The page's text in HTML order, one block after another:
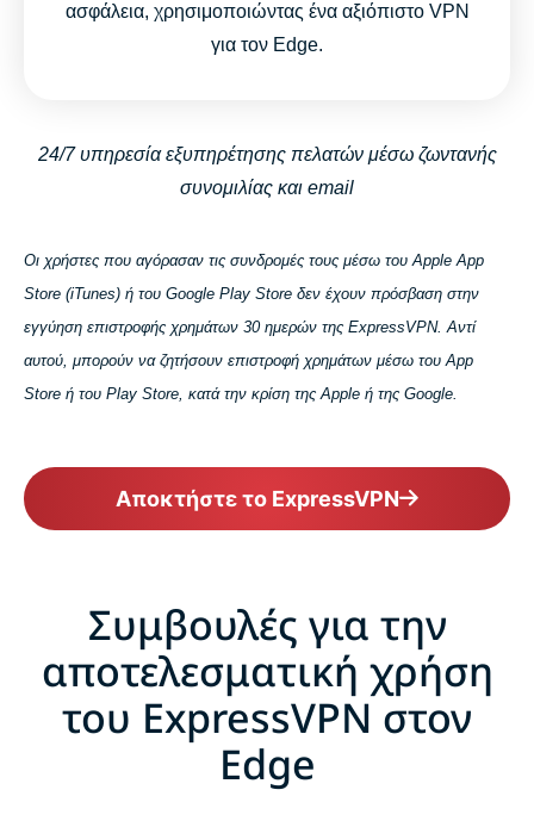
ασφάλεια, χρησιμοποιώντας ένα αξιόπιστο VPN
για τον Edge.
24/7 υπηρεσία εξυπηρέτησης πελατών μέσω ζωντανής
συνομιλίας και email
Οι χρήστες που αγόρασαν τις συνδρομές τους μέσω του Apple App
Store (iTunes) ή του Google Play Store δεν έχουν πρόσβαση στην
εγγύηση επιστροφής χρημάτων 30 ημερών της ExpressVPN. Αντί
αυτού, μπορούν να ζητήσουν επιστροφή χρημάτων μέσω του App
Store ή του Play Store, κατά την κρίση της Apple ή της Google.
Αποκτήστε το ExpressVPN
Συμβουλές για την
αποτελεσματική χρήση
του ExpressVPN στον
Edge